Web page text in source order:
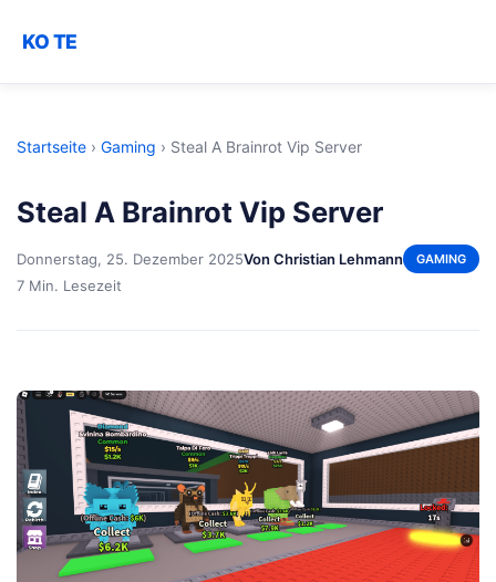
KO TE
Startseite › Gaming › Steal A Brainrot Vip Server
Steal A Brainrot Vip Server
Donnerstag, 25. Dezember 2025Von Christian Lehmann GAMING
7 Min. Lesezeit